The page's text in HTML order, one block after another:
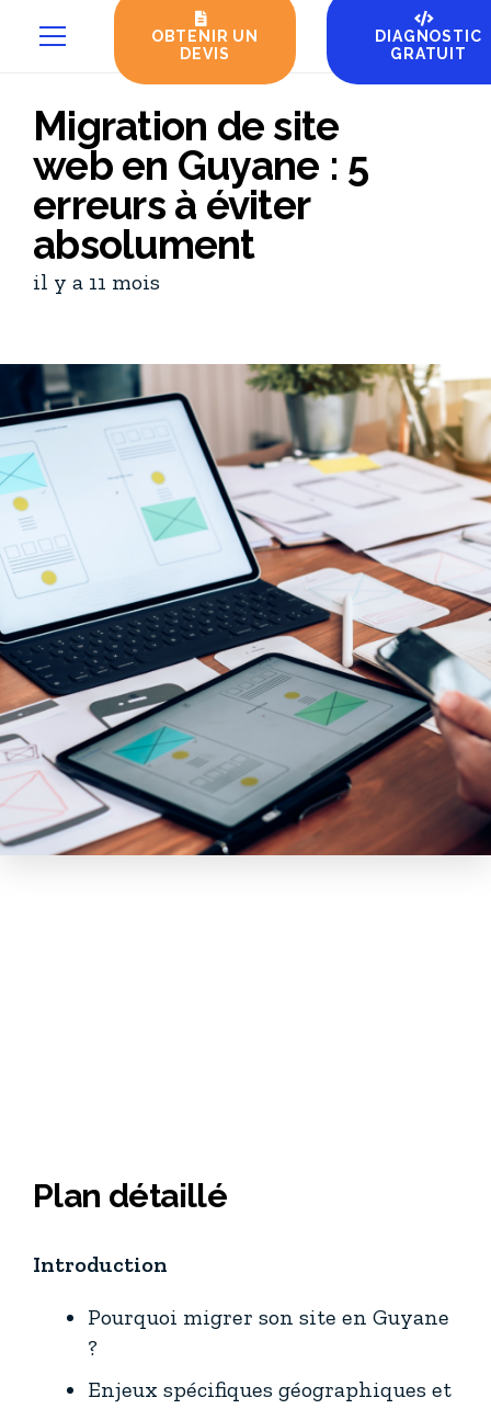
OBTENIR UN
DEVIS
DIAGNOSTIC
GRATUIT
Migration de site
web en Guyane : 5
erreurs à éviter
absolument
il y a 11 mois
Plan détaillé
Introduction
Pourquoi migrer son site en Guyane
?
Enjeux spécifiques géographiques et